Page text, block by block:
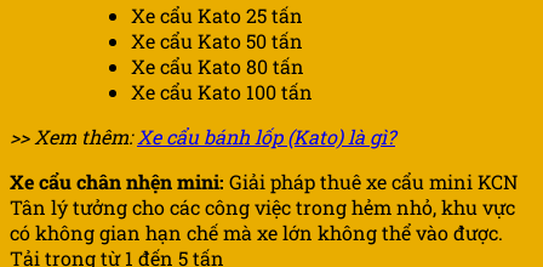
Xe cẩu Kato 25 tấn
Xe cẩu Kato 50 tấn
Xe cẩu Kato 80 tấn
Xe cẩu Kato 100 tấn
>> Xem thêm:Xe cẩu bánh lốp (Kato) là gì?
Xe cẩu chân nhện mini: Giải pháp thuê xe cẩu mini KCN
Tân lý tưởng cho các công việc trong hẻm nhỏ, khu vực
có không gian hạn chế mà xe lớn không thể vào được.
Tải trọng từ 1 đến 5 tấn